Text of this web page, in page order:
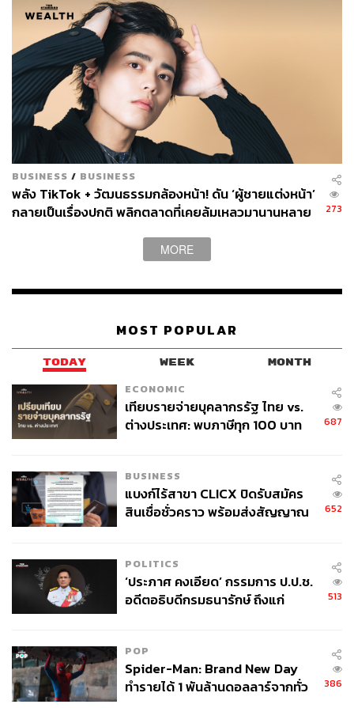
เทนต์ต่างๆ ที่ต้องคิดค้นอะไรใหม่ๆ ให้มันสอดคล้องกับ
สถานการณ์ปัจจุบัน ทำให้ต้องคิดไอเดียว่าเราจะทำคอน
เทนต์อย่างไร เรายังจะทำงานสายนี้ในยุคที่เป็น New Normal
อย่างไร มันก็ทำให้เราได้คิดค้นลองทำอะไรใหม่ๆ ขึ้นมา
การตั้งรับกับวิกฤตโควิด-19 ในช่วงนั้นเป็นอย่างไร
ก็คิดอยู่แล้วว่าอาจจะต้องกลับเมืองไทย เพราะตอนนั้นเมือง
ไทยก็ยัง Under Control ปกติเราจะแพลนกลับบ้านที่เมืองไทย
ในช่วงเดือนสิงหาคมของทุกปีอยู่แล้ว เพราะมันเป็นช่วงพัก
ร้อนที่อเมริกา มันก็จะไม่ค่อยมีงาน แต่พอดีว่าเกิดข่าวโค
วิด-19 ก่อน ก็เลยกลายเป็นว่ากลับมาเร็วกว่าแผนปกติราวๆ 1
เดือน แต่พอมาเมืองไทยก็ต้องทำการ Quarantine เป็นเวลา
14 วัน หลังจากนั้นก็กลับบ้าน และอยู่ที่นี่ก็มีคนชวนไปทำ
อะไรเยอะแยะมากมายเต็มไปหมด ก็ได้ถ่ายงานกับนิตยสาร
เพราะว่าตอนนั้นเขาถ่ายงานกันที่โน่นไม่ได้เลย กองถ่ายก็
ทำงานกันแบบให้นางแบบถ่ายตัวเองก็มี บางทีนางแบบก็ให้
แฟนถ่าย หรือดาราบางคนก็ให้สามีช่วยถ่ายรูปให้ รูปมันก็จะ
ออกมาในสไตล์ที่ไม่หวือหวามาก เพราะมันก็จะต้องแต่งหน้า
กันเอง หรืออย่างลูกค้าบางคน เขาก็มีคิวจะต้องไปถ่ายลง
คอลัมน์ของหนังสือบางเล่ม เราก็จะ Zoom ไปหาเขา ช่วยอธิ
บายสเตปให้เขาแต่งหน้าด้วยตัวเองได้ มันก็เป็นการทำงาน
BUSINESS / BUSINESS
พลัง TikTok + วัฒนธรรมกล้องหน้า! ดัน ‘ผู้ชายแต่งหน้า’
กลายเป็นเรื่องปกติ พลิกตลาดที่เคยล้มเหลวมานานหลาย
273
MORE
MOST POPULAR
TODAY WEEK MONTH
ECONOMIC
เทียบรายจ่ายบุคลากรรัฐ ไทย vs.
ต่างประเทศ: พบภาษีทุก 100 บาท
687
BUSINESS
แบงก์ไร้สาขา CLICX ปิดรับสมัคร
สินเชื่อชั่วคราว พร้อมส่งสัญญาณ
652
POLITICS
‘ประภาศ คงเอียด’ กรรมการ ป.ป.ช.
อดีตอธิบดีกรมธนารักษ์ ถึงแก่
513
POP
Spider-Man: Brand New Day
ทำรายได้ 1 พันล้านดอลลาร์จากทั่ว
386